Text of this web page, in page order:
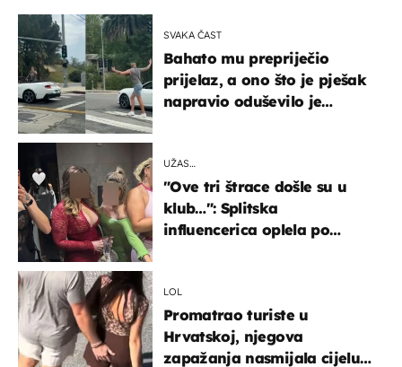
SVAKA ČAST
Bahato mu prepriječio
prijelaz, a ono što je pješak
napravio oduševilo je
UŽAS…
"Ove tri štrace došle su u
klub…": Splitska
influencerica oplela po
LOL
Promatrao turiste u
Hrvatskoj, njegova
zapažanja nasmijala cijelu